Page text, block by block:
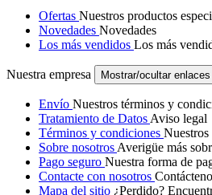
Ofertas Nuestros productos
Novedades Novedades
Los más vendidos Los más
Nuestra empresa Mostrar/ocultar
Envío Nuestros términos y
Tratamiento de Datos Aviso legal
Términos y condiciones
Sobre nosotros Averigüe más
Pago seguro Nuestra forma de
Contacte con nosotros
Mapa del sitio ¿Perdido?